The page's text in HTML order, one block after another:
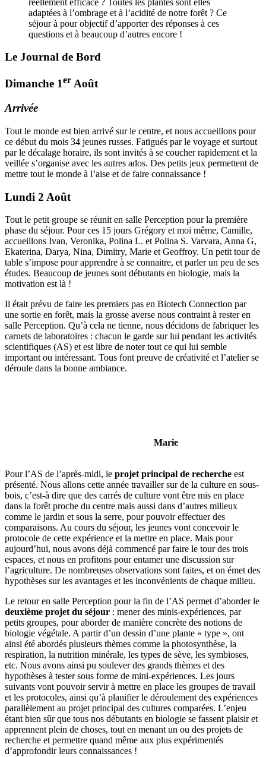
adaptées à l’ombrage et à l’acidité de notre forêt ? Ce
séjour à pour objectif d’apporter des réponses à ces
questions et à beaucoup d’autres encore !
Le Journal de Bord
Dimanche 1er Août
Arrivée
Tout le monde est bien arrivé sur le centre, et nous accueillons pour
ce début du mois 34 jeunes russes. Fatigués par le voyage et surtout
par le décalage horaire, ils sont invités à se coucher rapidement et la
veillée s’organise avec les autres ados. Des petits jeux permettent de
mettre tout le monde à l’aise et de faire connaissance !
Lundi 2 Août
Tout le petit groupe se réunit en salle Perception pour la première
phase du séjour. Pour ces 15 jours Grégory et moi même, Camille,
accueillons Ivan, Veronika, Polina L. et Polina S. Varvara, Anna G,
Ekaterina, Darya, Nina, Dimitry, Marie et Geoffroy. Un petit tour de
table s’impose pour apprendre à se connaitre, et parler un peu de ses
études. Beaucoup de jeunes sont débutants en biologie, mais la
motivation est là !
Il était prévu de faire les premiers pas en Biotech Connection par
une sortie en forêt, mais la grosse averse nous contraint à rester en
salle Perception. Qu’à cela ne tienne, nous décidons de fabriquer les
carnets de laboratoires : chacun le garde sur lui pendant les activités
scientifiques (AS) et est libre de noter tout ce qui lui semble
important ou intéressant. Tous font preuve de créativité et l’atelier se
déroule dans la bonne ambiance.
Marie
Pour l’AS de l’après-midi, le projet principal de recherche est
présenté. Nous allons cette année travailler sur de la culture en sous-
bois, c’est-à dire que des carrés de culture vont être mis en place
dans la forêt proche du centre mais aussi dans d’autres milieux
comme le jardin et sous la serre, pour pouvoir effectuer des
comparaisons. Au cours du séjour, les jeunes vont concevoir le
protocole de cette expérience et la mettre en place. Mais pour
aujourd’hui, nous avons déjà commencé par faire le tour des trois
espaces, et nous en profitons pour entamer une discussion sur
l’agriculture. De nombreuses observations sont faites, et on émet des
hypothèses sur les avantages et les inconvénients de chaque milieu.
Le retour en salle Perception pour la fin de l’AS permet d’aborder le
deuxième projet du séjour : mener des minis-expériences, par
petits groupes, pour aborder de manière concrète des notions de
biologie végétale. A partir d’un dessin d’une plante « type », ont
ainsi été abordés plusieurs thèmes comme la photosynthèse, la
respiration, la nutrition minérale, les types de sève, les symbioses,
etc. Nous avons ainsi pu soulever des grands thèmes et des
hypothèses à tester sous forme de mini-expériences. Les jours
suivants vont pouvoir servir à mettre en place les groupes de travail
et les protocoles, ainsi qu’à planifier le déroulement des expériences
parallèlement au projet principal des cultures comparées. L’enjeu
étant bien sûr que tous nos débutants en biologie se fassent plaisir et
apprennent plein de choses, tout en menant un ou des projets de
recherche et permettre quand même aux plus expérimentés
d’approfondir leurs connaissances !